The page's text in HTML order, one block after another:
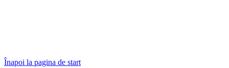
Înapoi la pagina de start